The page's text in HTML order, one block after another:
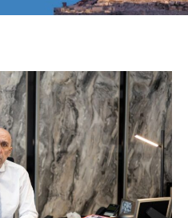
You are here: